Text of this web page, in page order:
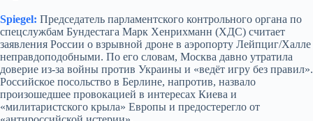
Spiegel: Председатель парламентского контрольного органа по
спецслужбам Бундестага Марк Хенрихманн (ХДС) считает
заявления России о взрывной дроне в аэропорту Лейпциг/Халле
неправдоподобными. По его словам, Москва давно утратила
доверие из‑за войны против Украины и «ведёт игру без правил».
Российское посольство в Берлине, напротив, назвало
произошедшее провокацией в интересах Киева и
«милитаристского крыла» Европы и предостерегло от